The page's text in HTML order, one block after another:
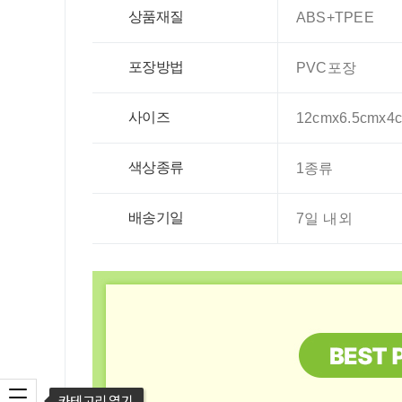
상품재질 ABS+TPEE
포장방법 PVC포장
사이즈
색상종류 1종류
배송기일 7일 내외